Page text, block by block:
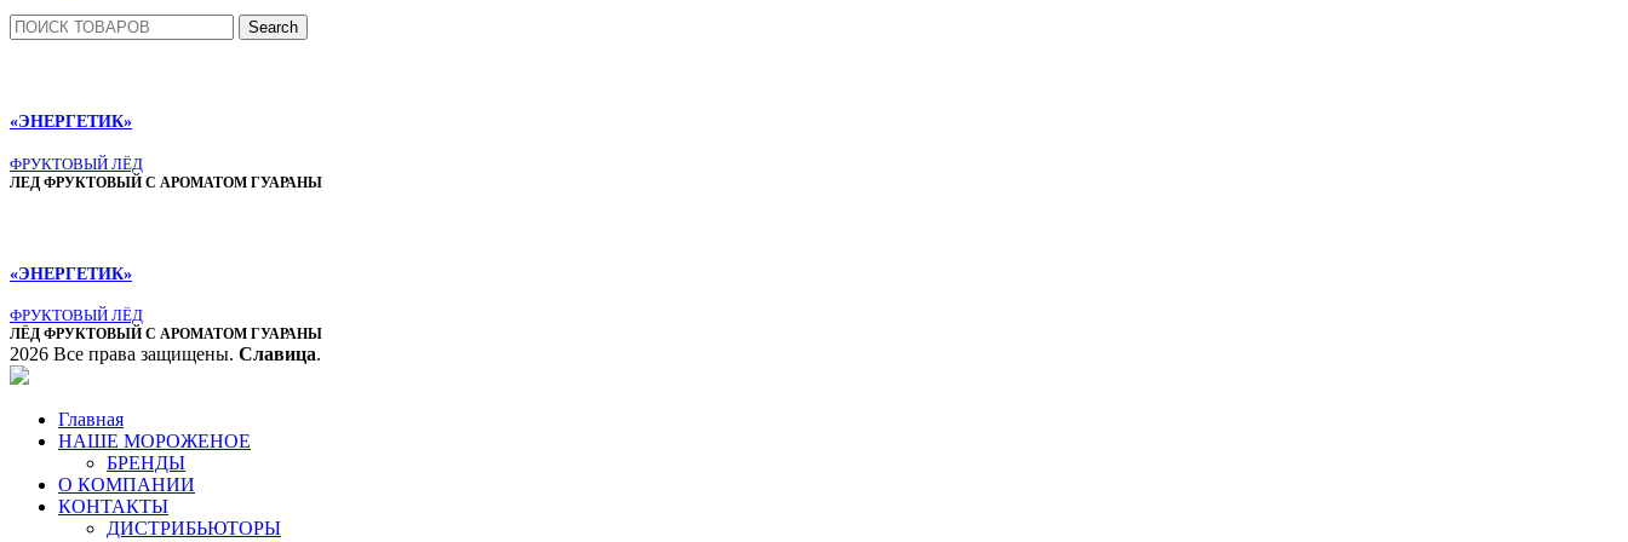
Search
«ЭНЕРГЕТИК»
ФРУКТОВЫЙ ЛЁД
ЛЕД ФРУКТОВЫЙ С АРОМАТОМ ГУАРАНЫ
«ЭНЕРГЕТИК»
ФРУКТОВЫЙ ЛЁД
ЛЁД ФРУКТОВЫЙ С АРОМАТОМ ГУАРАНЫ
2026 Все права защищены. Славица.
Главная
НАШЕ МОРОЖЕНОЕ
БРЕНДЫ
О КОМПАНИИ
КОНТАКТЫ
ДИСТРИБЬЮТОРЫ